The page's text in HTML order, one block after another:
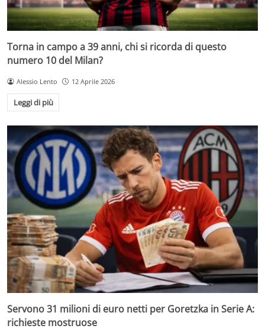
Torna in campo a 39 anni, chi si ricorda di questo
numero 10 del Milan?
Alessio Lento 12 Aprile 2026
Leggi di più
Servono 31 milioni di euro netti per Goretzka in Serie A:
richieste mostruose